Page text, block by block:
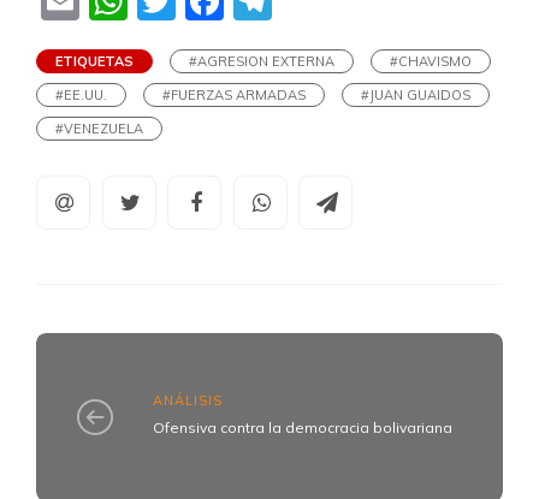
ETIQUETAS #AGRESION EXTERNA
#CHAVISMO
#EE.UU.
#FUERZAS ARMADAS
#JUAN GUAIDOS
#VENEZUELA
ANÁLISIS
Ofensiva contra la democracia bolivariana